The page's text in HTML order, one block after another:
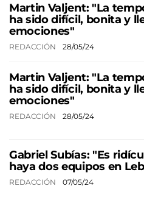
Martin Valjent: "La
ha sido difícil, bonita y
emociones"
REDACCIÓN 28/05/24
Martin Valjent: "La
ha sido difícil, bonita y
emociones"
REDACCIÓN 28/05/24
Gabriel Subías: "Es
haya dos equipos en
REDACCIÓN 07/05/24